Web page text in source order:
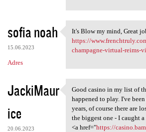
sofia noah
15.06.2023
Adres
It's Blow my mind,
It's Blow my mind, Great
https://
champagne-virtual-reims-
JackiMaur
ice
20.06.2023
Good casino in my
Good casino in my list of
happened to play. I've
years, of course there are
the biggest one - I caught
<a href="https://